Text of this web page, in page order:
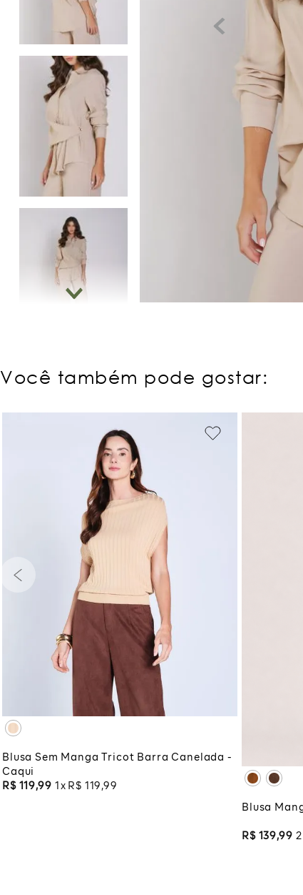
Você também pode gostar:
G
P
XGG
ADICIONAR À SACOLA
Blusa Sem Manga Tricot Barra Canelada -
Caqui
R$ 119,99 1 R$ 119 ,99
Blusa
R$ 139,99 2